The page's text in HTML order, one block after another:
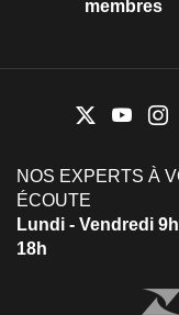
membres
NOS EXPERTS À
ÉCOUTE
Lundi - Vendredi
18h